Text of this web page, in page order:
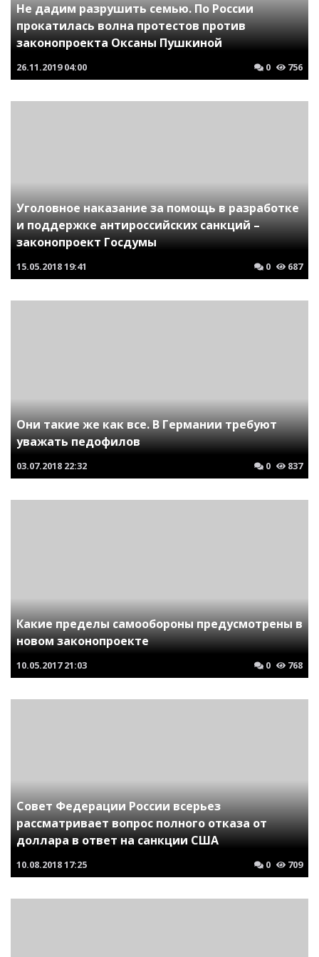
Не дадим разрушить семью. По России
прокатилась волна протестов против
законопроекта Оксаны Пушкиной
26.11.2019 04:00 0 756
Уголовное наказание за помощь в разработке
и поддержке антироссийских санкций –
законопроект Госдумы
15.05.201819:41 0 687
Они такие же как все. В Германии требуют
уважать педофилов
03.07.2018 22:32 0 837
Какие пределы самообороны предусмотрены в
новом законопроекте
10.05.2017 21:03 0 768
Совет Федерации России всерьез
рассматривает вопрос полного отказа от
доллара в ответ на санкции США
10.08.201817:25 0 709